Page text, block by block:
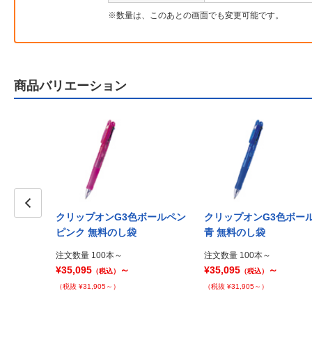
数量は、このあとの画面でも変更可能です。
商品バリエーション
ールペン
クリップオンG3色ボールペン
ピンク 無料のし袋
注文数量 100本～
¥35,095 （税込） ～
（税抜 ¥31,905～）
クリップオンG3色ボー
青 無料のし袋
注文数量 100本～
¥35,095 （税込） ～
（税抜 ¥31,905～）